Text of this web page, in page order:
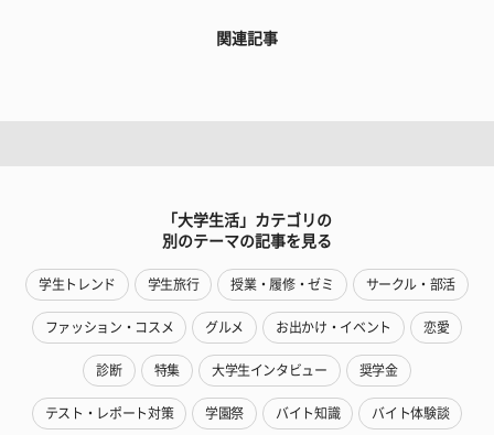
関連記事
「大学生活」カテゴリの
別のテーマの記事を見る
学生トレンド 学生旅行 授業・履修・ゼミ サークル・部活
ファッション・コスメ グルメ お出かけ・イベント 恋愛
診断 特集 大学生インタビュー 奨学金
テスト・レポート対策 学園祭 バイト知識 バイト体験談